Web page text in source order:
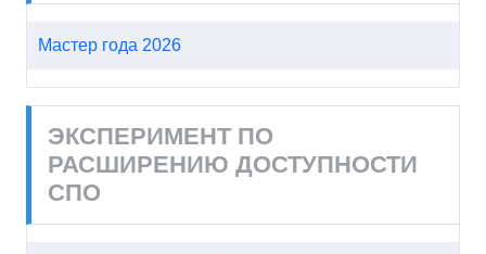
Мастер года 2026
ЭКСПЕРИМЕНТ ПО
РАСШИРЕНИЮ ДОСТУПНОСТИ
СПО